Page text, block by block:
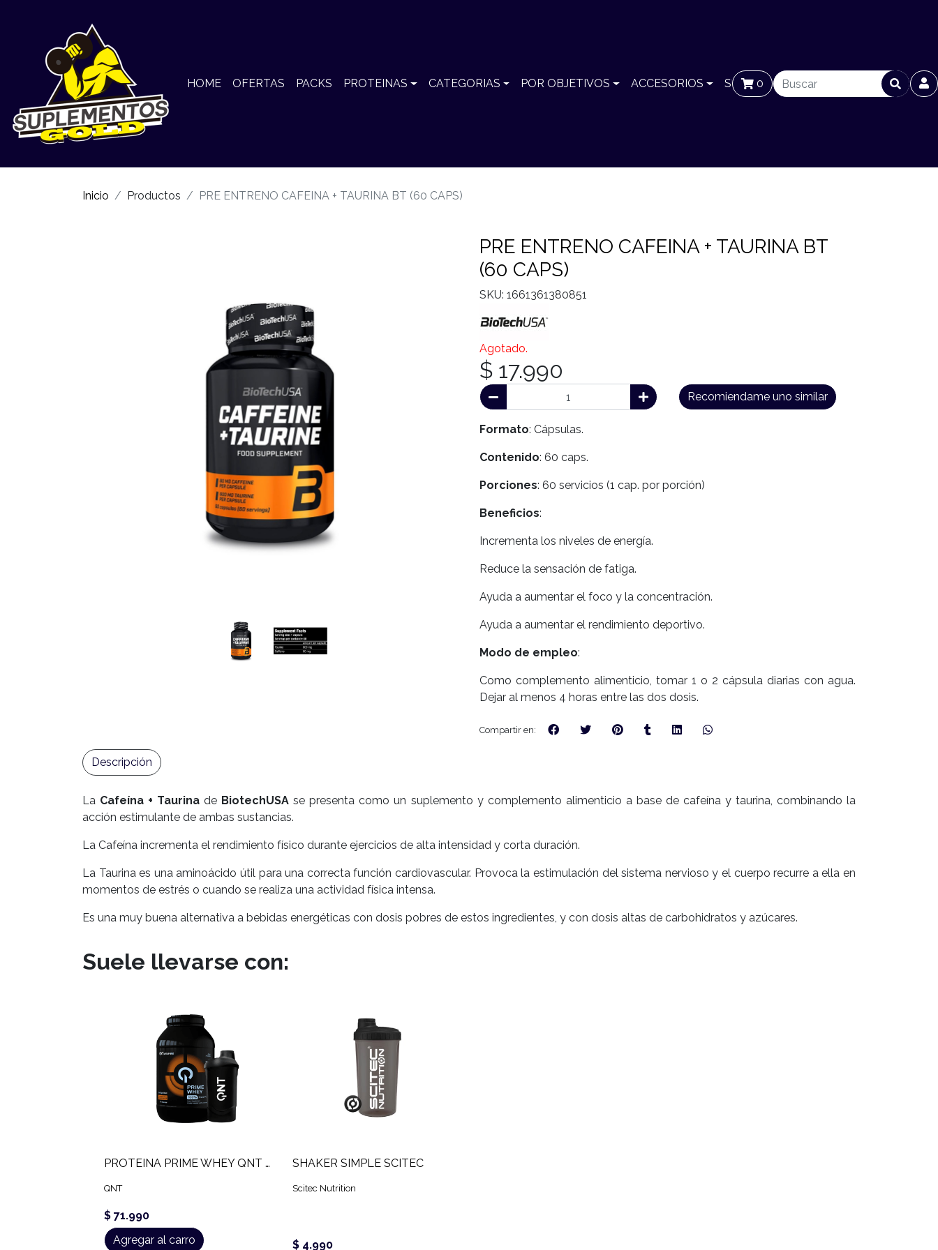
HOME OFERTAS PACKS PROTEINAS CATEGORIAS POR OBJETIVOS ACCESORIOS SUCURSALES BLOG
0
Inicio Productos PRE ENTRENO CAFEINA + TAURINA BT (60 CAPS)
PRE ENTRENO CAFEINA + TAURINA BT
(60 CAPS)
SKU: 1661361380851
Agotado.
$ 17.990
Recomiendame uno similar
Formato: Cápsulas.
Contenido: 60 caps.
Porciones: 60 servicios (1 cap. por porción)
Beneficios:
Incrementa los niveles de energía.
Reduce la sensación de fatiga.
Ayuda a aumentar el foco y la concentración.
Ayuda a aumentar el rendimiento deportivo.
Modo de empleo:
Como complemento alimenticio, tomar 1 o 2 cápsula diarias con agua.
Dejar al menos 4 horas entre las dos dosis.
Compartir en:
La Cafeína + Taurina de BiotechUSA se presenta como un suplemento y complemento alimenticio a base de cafeína y taurina, combinando la
acción estimulante de ambas sustancias.
La Cafeína incrementa el rendimiento físico durante ejercicios de alta intensidad y corta duración.
La Taurina es una aminoácido útil para una correcta función cardiovascular. Provoca la estimulación del sistema nervioso y el cuerpo recurre a ella en
momentos de estrés o cuando se realiza una actividad física intensa.
Es una muy buena alternativa a bebidas energéticas con dosis pobres de estos ingredientes, y con dosis altas de carbohidratos y azúcares.
Descripción
Suele llevarse con:
PROTEINA PRIME WHEY QNT (2 KG)
QNT
$ 71.990
Agregar al carro
SHAKER SIMPLE SCITEC
Scitec Nutrition
$ 4.990